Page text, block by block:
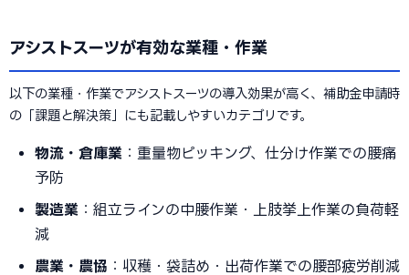
アシストスーツが有効な業種・作業
以下の業種・作業でアシストスーツの導入効果が高く、補助金申請時
の「課題と解決策」にも記載しやすいカテゴリです。
物流・倉庫業 ：重量物ピッキング、仕分け作業での腰痛
予防
製造業 ：組立ラインの中腰作業・上肢挙上作業の負荷軽
減
農業・農協 ：収穫・袋詰め・出荷作業での腰部疲労削減